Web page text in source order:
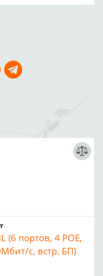
(6 портов, 4 POE,
с, встр. БП)